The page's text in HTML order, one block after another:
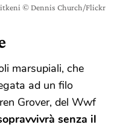
© Dennis Church/Flickr
marsupiali, che
ad un filo
Grover, del Wwf
senza il